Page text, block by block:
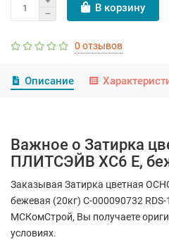
В корзину
0 отзывов
Описание
Важное о Затирка
ПЛИТСЭЙВ XC6 E,
Заказывая Затирка цветная
бежевая (20кг) С-000090732
МСКомСтрой, Вы получаете
условиях.